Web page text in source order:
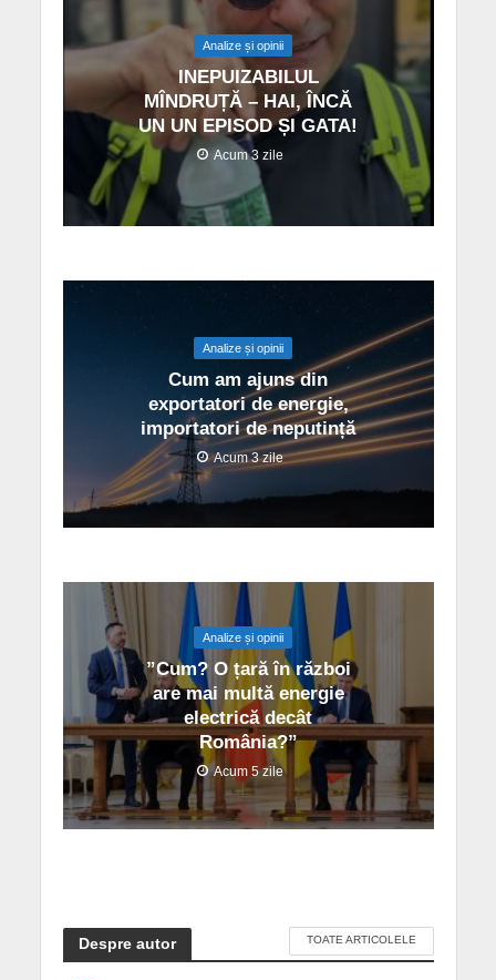
Analize și opinii
INEPUIZABILUL
MÎNDRUȚĂ – HAI, ÎNCĂ
UN UN EPISOD ȘI GATA!
Acum 3 zile
Analize și opinii
Cum am ajuns din
exportatori de energie,
importatori de neputință
Acum 3 zile
Analize și opinii
”Cum? O țară în război
are mai multă energie
electrică decât
România?”
Acum 5 zile
Despre autor TOATE ARTICOLELE